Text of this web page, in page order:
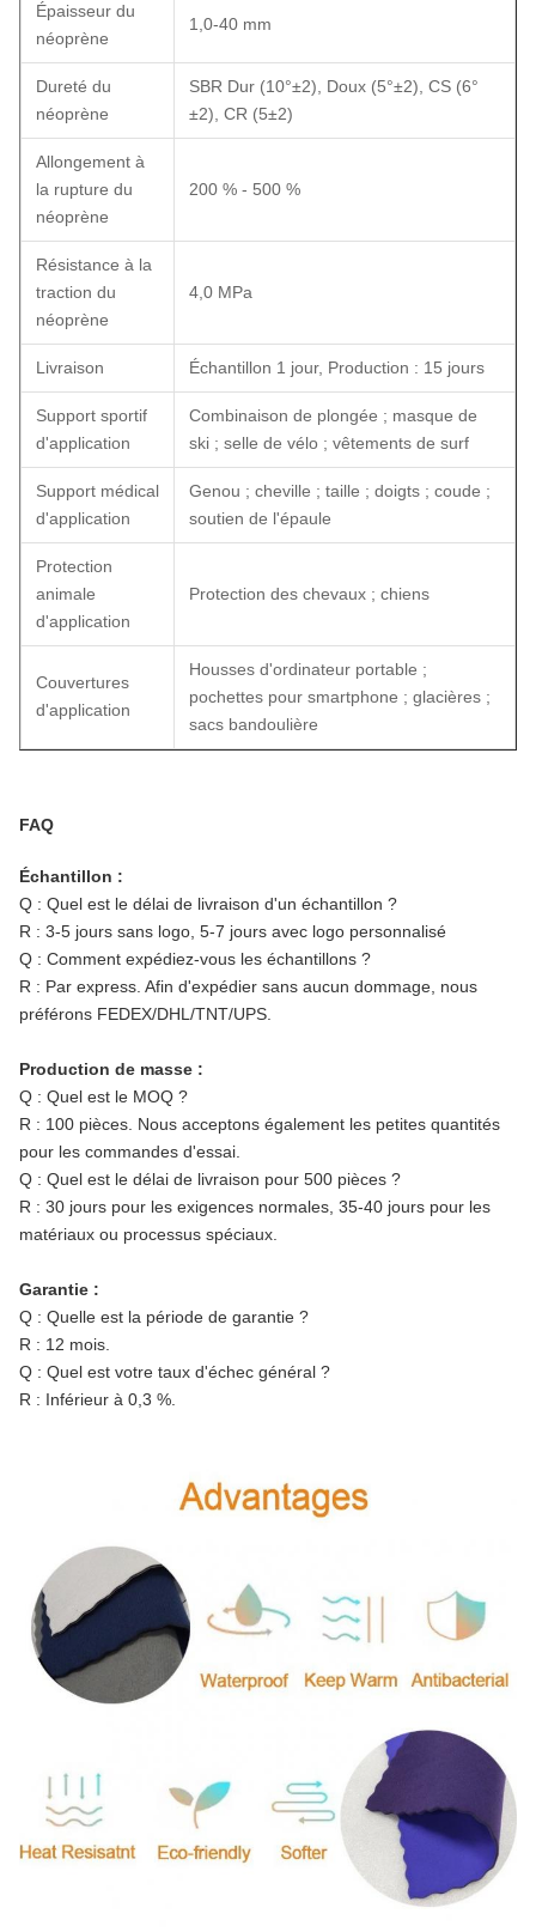
Épaisseur du
néoprène
1,0-40 mm
Dureté du
néoprène
SBR Dur (10°±2), Doux (5°±2), CS (6°
±2), CR (5±2)
Allongement à
la rupture du
néoprène
200 % - 500 %
Résistance à la
traction du
néoprène
4,0 MPa
Livraison Échantillon 1 jour, Production : 15 jours
Support sportif
d'application
Combinaison de plongée ; masque de
ski ; selle de vélo ; vêtements de surf
Support médical
d'application
Genou ; cheville ; taille ; doigts ; coude ;
soutien de l'épaule
Protection
animale
d'application
Protection des chevaux ; chiens
Couvertures
d'application
Housses d'ordinateur portable ;
pochettes pour smartphone ; glacières ;
sacs bandoulière
FAQ
Échantillon :
Q : Quel est le délai de livraison d'un échantillon ?
R : 3-5 jours sans logo, 5-7 jours avec logo personnalisé
Q : Comment expédiez-vous les échantillons ?
R : Par express. Afin d'expédier sans aucun dommage, nous
préférons FEDEX/DHL/TNT/UPS.
Production de masse :
Q : Quel est le MOQ ?
R : 100 pièces. Nous acceptons également les petites quantités
pour les commandes d'essai.
Q : Quel est le délai de livraison pour 500 pièces ?
R : 30 jours pour les exigences normales, 35-40 jours pour les
matériaux ou processus spéciaux.
Garantie :
Q : Quelle est la période de garantie ?
R : 12 mois.
Q : Quel est votre taux d'échec général ?
R : Inférieur à 0,3 %.